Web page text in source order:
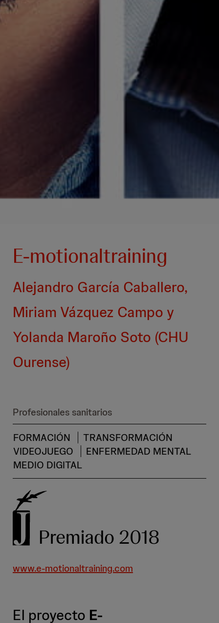
E-motionaltraining
Alejandro García Caballero,
Miriam Vázquez Campo y
Yolanda Maroño Soto (CHU
Ourense)
Profesionales sanitarios
FORMACIÓN
TRANSFORMACIÓN
VIDEOJUEGO
ENFERMEDAD MENTAL
MEDIO DIGITAL
Premiado 2018
www.e-motionaltraining.com
El proyecto E-